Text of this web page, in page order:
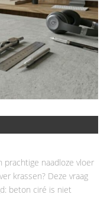
naadloze vloer
krassen? Deze vraag
beton ciré is niet